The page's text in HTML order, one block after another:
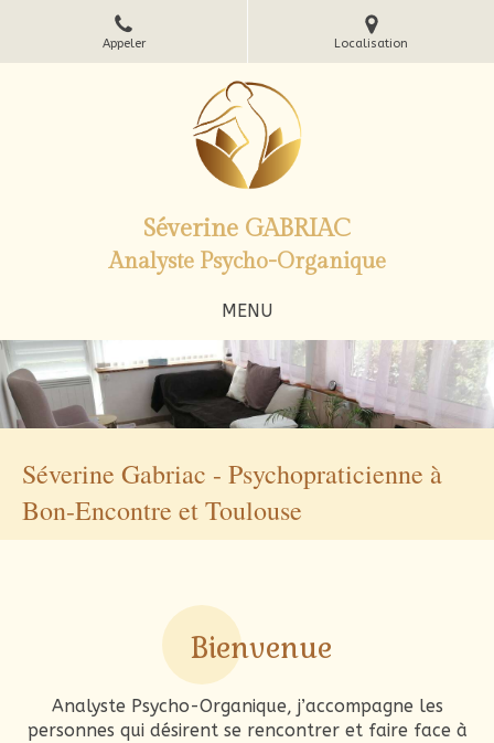
Appeler Localisation
Séverine GABRIAC
Analyste Psycho-Organique
MENU
Séverine Gabriac - Psychopraticienne à
Bon-Encontre et Toulouse
Bienvenue
Analyste Psycho-Organique, j’accompagne les
personnes qui désirent se rencontrer et faire face à